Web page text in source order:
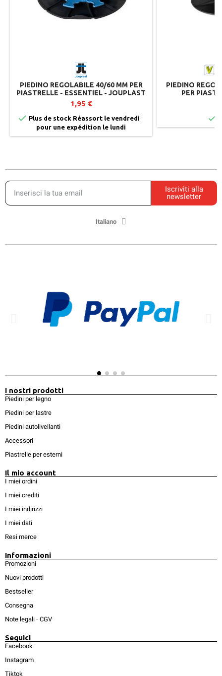
PIEDINO REGOLABILE 40/60 MM PER
PIASTRELLE - ESSENTIEL - JOUPLAST
1,95 €
 Plus de stock Réassort le vendredi
pour une expédition le lundi
PIEDINO
PER

Iscriviti alla
newsletter
Italiano
I nostri prodotti
Piedini per legno
Piedini per lastre
Piedini autolivellanti
Accessori
Piastrelle per esterni
Il mio account
I miei ordini
I miei crediti
I miei indirizzi
I miei dati
Resi merce
Informazioni
Promozioni
Nuovi prodotti
Bestseller
Consegna
Note legali - CGV
Seguici
Facebook
Instagram
Tiktok